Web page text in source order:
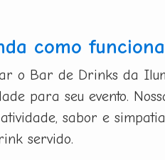
como
o Bar de Drinks da
para seu evento.
sabor e
servido.